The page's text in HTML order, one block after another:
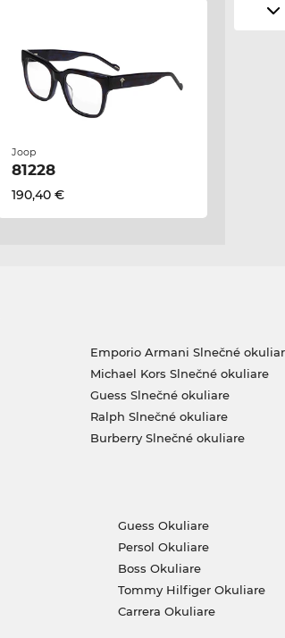
Joop
81228
190,40 €
Emporio Armani Slnečné
Michael Kors Slnečné okuliare
Guess Slnečné okuliare
Ralph Slnečné okuliare
Burberry Slnečné okuliare
Guess Okuliare
Persol Okuliare
Boss Okuliare
Tommy Hilfiger Okuliare
Carrera Okuliare